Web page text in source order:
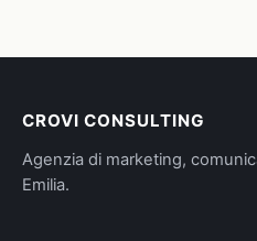
CROVI CONSULTING
Agenzia di marketing,
Emilia.